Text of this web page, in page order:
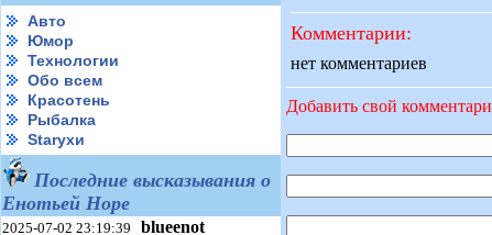
Авто
Юмор
Технологии
Обо всем
Красотень
Рыбалка
Starухи
Последние высказывания о
Енотьей Норе
2025-07-02 23:19:39 blueenot
Комментарии:
нет комментариев
Добавить свой